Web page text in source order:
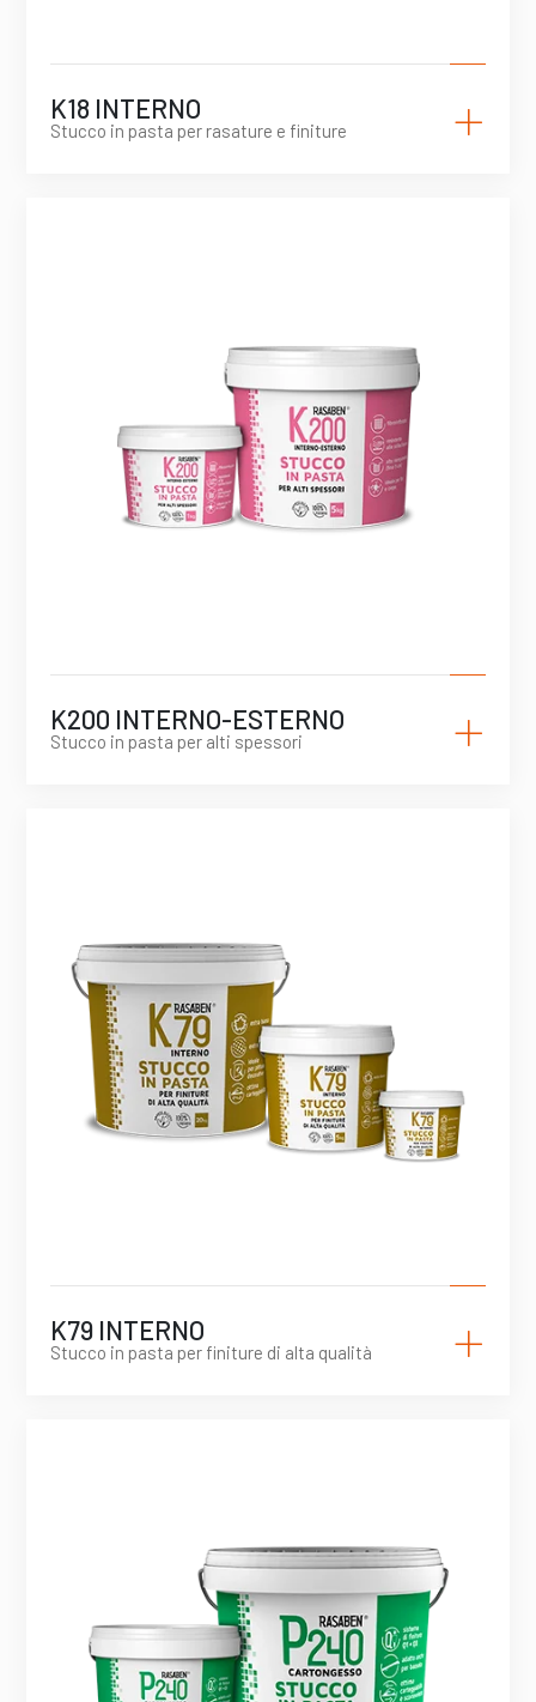
K18 INTERNO
Stucco in pasta per rasature e finiture +
K200 INTERNO-ESTERNO
Stucco in pasta per alti spessori +
K79 INTERNO
Stucco in pasta per finiture di alta qualità +